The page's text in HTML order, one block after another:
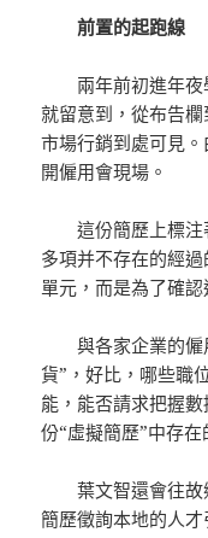
前置的起跑線
兩年前初進年
就留意到，從布告
市場行銷到處可見
開僱用會現場。
這份簡歷上標
多項并不存在的經
單元，而是為了確
與各家企業的
貨”，好比，哪些職
能，能否請求把握
份“虛擬簡歷”中存在
葉文智還會往
簡歷徵詢本地的人